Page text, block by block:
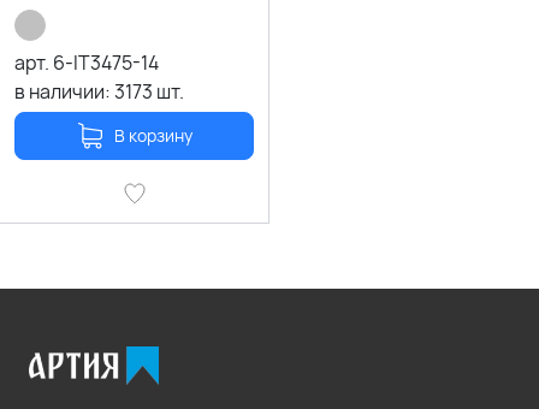
арт. 6-IT3475-14
в наличии:3173 шт.
В корзину